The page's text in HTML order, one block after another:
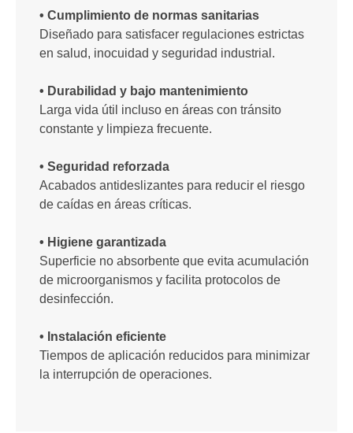
• Cumplimiento de normas sanitarias
Diseñado para satisfacer regulaciones estrictas
en salud, inocuidad y seguridad industrial.
• Durabilidad y bajo mantenimiento
Larga vida útil incluso en áreas con tránsito
constante y limpieza frecuente.
• Seguridad reforzada
Acabados antideslizantes para reducir el riesgo
de caídas en áreas críticas.
• Higiene garantizada
Superficie no absorbente que evita acumulación
de microorganismos y facilita protocolos de
desinfección.
• Instalación eficiente
Tiempos de aplicación reducidos para minimizar
la interrupción de operaciones.